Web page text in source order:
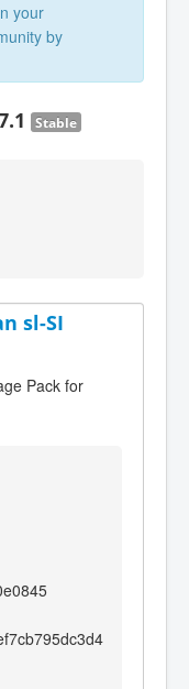
your
by
Stable
sl-SI
Pack for